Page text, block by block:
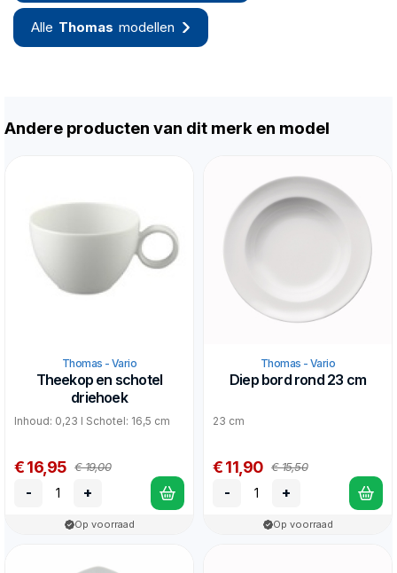
Alle Thomas modellen
Andere producten van dit merk en model
Thomas - Vario
Theekop en schotel
driehoek
Inhoud: 0,23 l Schotel: 16,5 cm
€ 16,95 € 19,00
- +
Op voorraad
Thomas - Vario
Diep bord rond 23 cm
23 cm
€ 11,90 € 15,50
- +
Op voorraad